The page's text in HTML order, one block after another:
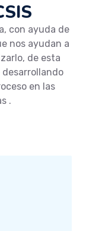
con ayuda de
nos ayudan a
de esta
en las
.